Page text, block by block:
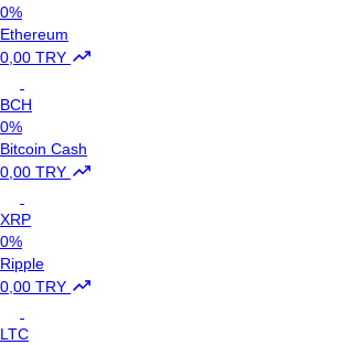
0%
Ethereum
0,00 TRY
BCH
0%
Bitcoin Cash
0,00 TRY
XRP
0%
Ripple
0,00 TRY
LTC